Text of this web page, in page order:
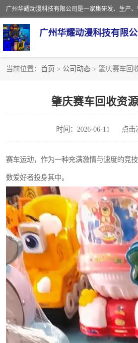
广州华耀动漫科技有限公
当前位置： 首页 > 公司动态 > 肇庆赛车回
肇庆赛车回收资
时间：2026-06-11 点击
赛车运动，作为一种充满激情与速度的竞
数爱好者投身其中。
游戏厅回收